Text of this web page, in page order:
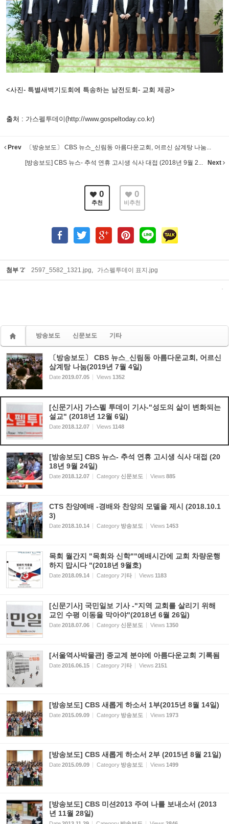
<사진- 특별새벽기도회에 특송하는 남전도회- 교회 제공>
출처 : 가스펠투데이(http://www.gospeltoday.co.kr)
Prev 〔방송보도〕 CBS 뉴스_신림동 아름다운교회, 어르신 삼계탕 나눔...
[방송보도] CBS 뉴스- 추석 연휴 고시생 식사 대접 (2018년 9월 2... Next
0
추천
0
비추천
첨부 '2' 2597_5582_1321.jpg, 가스펠투데이 표지.jpg
방송보도 신문보도 기타
〔방송보도〕 CBS 뉴스_신림동 아름다운교회, 어르신
삼계탕 나눔(2019년 7월 4일)
Date2019.07.05 Views 1352
[신문기사] 가스펠 투데이 기사-"성도의 삶이 변화되는
설교" (2018년 12월 6일)
Date2018.12.07 Views 1148
[방송보도] CBS 뉴스- 추석 연휴 고시생 식사 대접 (20
18년 9월 24일)
Date2018.12.07 Category 신문보도 Views 885
CTS 찬양예배 -경배와 찬양의 모델을 제시 (2018.10.1
3)
Date2018.10.14 Category 방송보도 Views 1453
목회 월간지 "목회와 신학""예배시간에 교회 차량운행
하지 맙시다 "(2018년 9월호)
Date2018.09.14 Category 기타 Views 1183
[신문기사] 국민일보 기사 -"지역 교회를 살리기 위해
교인 수평 이동을 막아야"(2018년 6월 26일)
Date2018.07.06 Category 신문보도 Views 1350
[서울역사박물관] 종교계 분야에 아름다운교회 기록됨
Date2016.06.15 Category 기타 Views 2151
[방송보도] CBS 새롭게 하소서 1부(2015년 8월 14일)
Date2015.09.09 Category 방송보도 Views 1973
[방송보도] CBS 새롭게 하소서 2부 (2015년 8월 21일)
Date2015.09.09 Category 방송보도 Views 1499
[방송보도] CBS 미션2013 주여 나를 보내소서 (2013
년 11월 28일)